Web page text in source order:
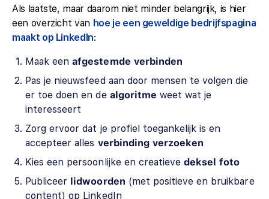
Als laatste, maar daarom niet minder belangrijk, is hier
een overzicht van hoe je een geweldige bedrijfspagina
maakt op LinkedIn:
Maak eenafgestemde verbinden
Pas je nieuwsfeed aan door mensen te volgen die
er toe doen en de algoritme weet wat je
interesseert
Zorg ervoor dat je profiel toegankelijk is en
accepteer alles verbinding verzoeken
Kies een persoonlijke en creatievedeksel foto
Publiceer lidwoorden (met positieve en bruikbare
content) op LinkedIn